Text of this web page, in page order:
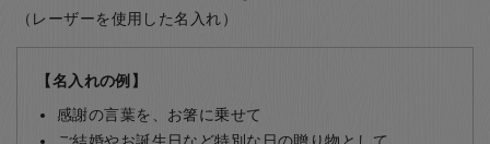
（レーザーを使用した名入れ）
【名入れの例】
感謝の言葉を、お箸に乗せて
ご結婚やお誕生日など特別な日の贈り物として